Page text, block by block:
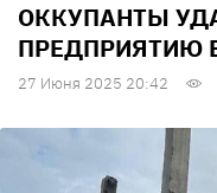
ОККУПАНТЫ
ПРЕДПРИЯТИЮ
27 Июня 2025 20:42